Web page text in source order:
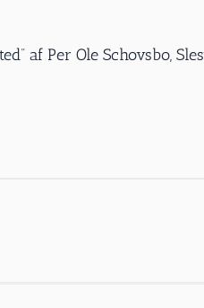
af Per Ole Schovsbo,